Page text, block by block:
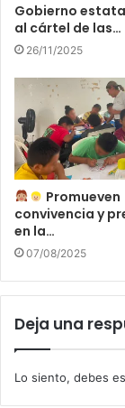
Gobierno
al cártel de las…
26/11/2025
Promueven
convivencia y
en la…
07/08/2025
Deja una
Lo siento, debes